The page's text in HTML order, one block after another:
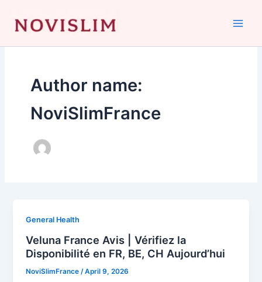
content
Author name:
NoviSlimFrance
General Health
Veluna France Avis | Vérifiez la
Disponibilité en FR, BE, CH Aujourd’hui
NoviSlimFrance /April 9, 2026